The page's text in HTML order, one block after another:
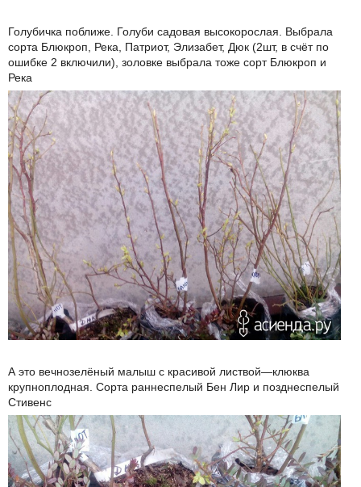
Голубичка поближе. Голуби садовая высокорослая. Выбрала
сорта Блюкроп, Река, Патриот, Элизабет, Дюк (2шт, в счёт по
ошибке 2 включили), золовке выбрала тоже сорт Блюкроп и
Река
А это вечнозелёный малыш с красивой листвой—клюква
крупноплодная. Сорта раннеспелый Бен Лир и позднеспелый
Стивенс